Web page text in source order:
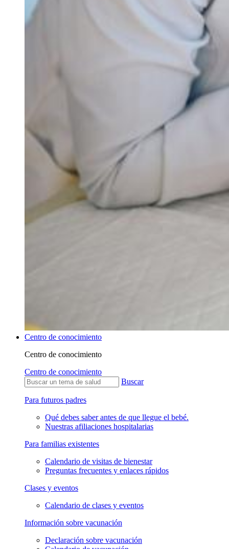
Centro de conocimiento
Centro de conocimiento
Centro de conocimiento
Buscar
Para futuros padres
Qué debes saber antes de que llegue el bebé.
Nuestras afiliaciones hospitalarias
Para familias existentes
Calendario de visitas de bienestar
Preguntas frecuentes y enlaces rápidos
Clases y eventos
Calendario de clases y eventos
Información sobre vacunación
Declaración sobre vacunación